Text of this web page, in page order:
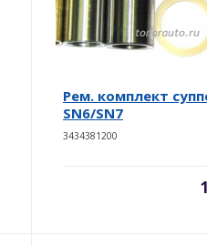
Рем. комплект
SN6/SN7
3434381200